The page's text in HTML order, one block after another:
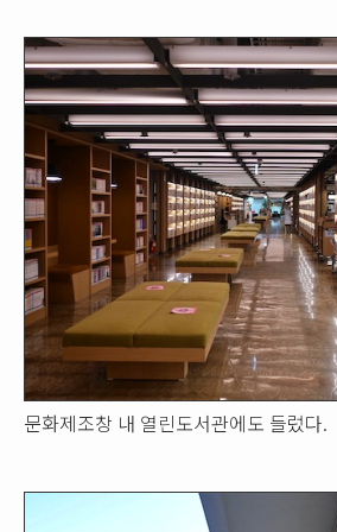
문화제조창 내 열린도서관에도 들렀다.